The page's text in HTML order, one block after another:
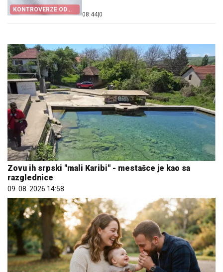
KONTROVERZE OD
POČETKA
08:44 0
Zovu ih srpski "mali Karibi" - mestašce je kao sa
razglednice
09. 08. 2026 14:58